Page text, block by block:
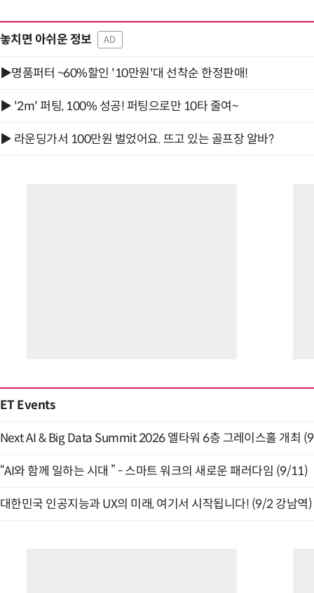
놓치면 아쉬운 정보 AD
▶명품퍼터 ~60%할인 '10만원'대 선착순 한정판매!
▶ '2m' 퍼팅, 100% 성공! 퍼팅으로만 10타 줄여~
▶ 라운딩가서 100만원 벌었어요. 뜨고 있는 골프장 알바?
ET Events
Next AI & Big Data Summit 2026 엘타워 6층 그레이스홀 개최
“AI와 함께 일하는 시대 ” - 스마트 워크의 새로운 패러다임 (9/11)
대한민국 인공지능과 UX의 미래, 여기서 시작됩니다! (9/2 강남역)